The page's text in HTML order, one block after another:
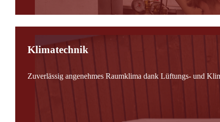
Klimatechnik
Zuverlässig angenehmes Raumklima dank Lüftungs- und